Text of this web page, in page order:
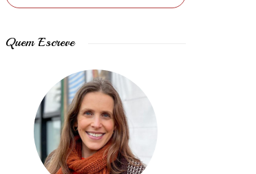
Quem Escreve